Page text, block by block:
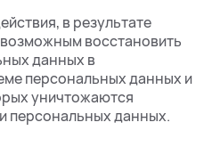
в результате
восстановить
данных в
персональных данных и
уничтожаются
персональных данных.